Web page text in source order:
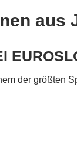
aus
der größten